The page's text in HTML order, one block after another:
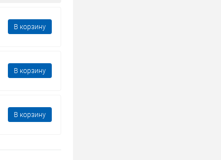
В корзину
В корзину
В корзину